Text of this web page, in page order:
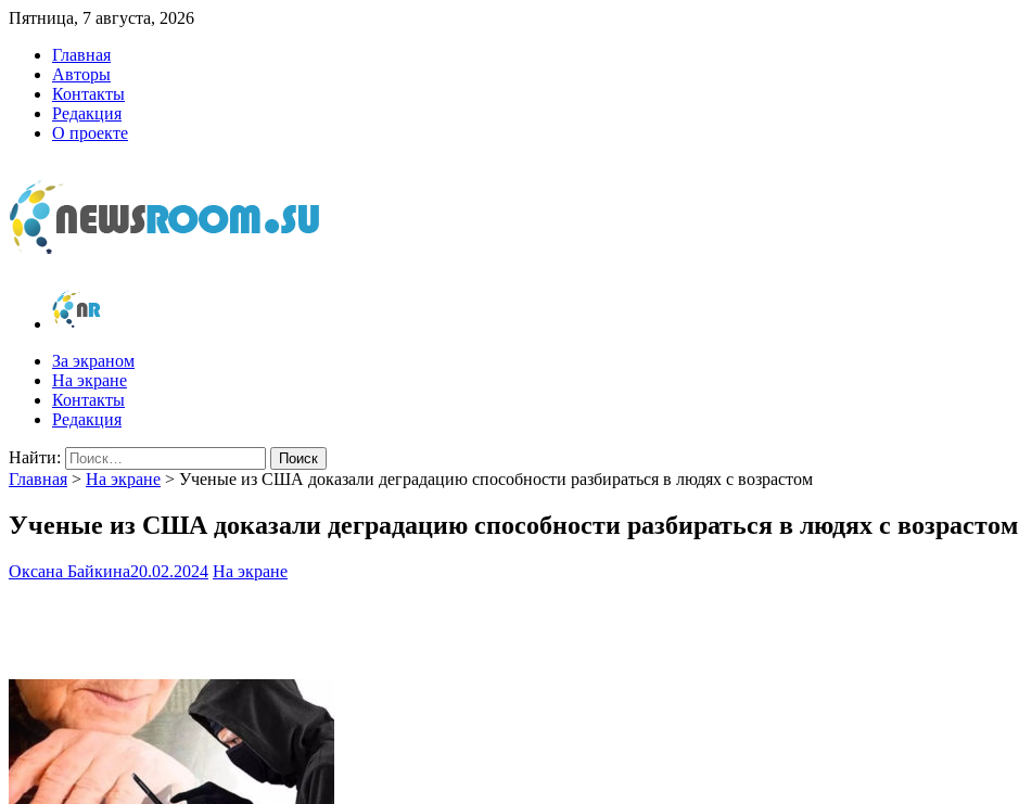
Пятница, 7 августа, 2026
Главная
Авторы
Контакты
Редакция
О проекте
newsroom.su
Новости о новостях
За экраном
На экране
Контакты
Редакция
Найти:
Главная > На экране > Ученые из США доказали деградацию способности разбираться в людях с возрастом
Ученые из США доказали деградацию способности разбираться в людях с возрастом
Оксана Байкина20.02.2024 На экране